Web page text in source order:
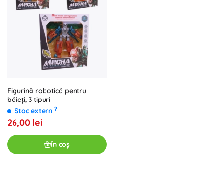
Figurină robotică pentru
băieți, 3 tipuri
Stoc extern ?
26,00 lei
În coș